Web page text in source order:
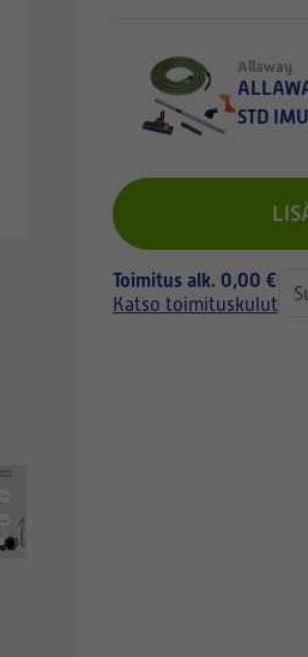
Allaway
STD
Toimitus alk. 0,00 €
Katso toimituskulut